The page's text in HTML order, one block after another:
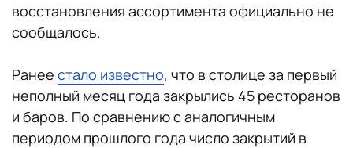
восстановления ассортимента официально не
сообщалось.
Ранее стало известно, что в столице за первый
неполный месяц года закрылись 45 ресторанов
и баров. По сравнению с аналогичным
периодом прошлого года число закрытий в